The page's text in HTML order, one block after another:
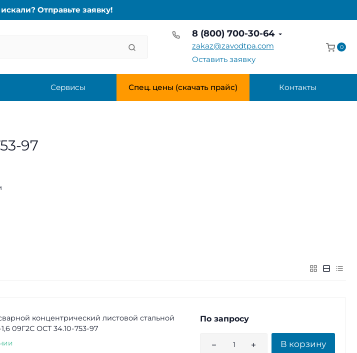
Отправьте заявку!
8 (800) 700-30-64
zakaz@zavodtpa.com
Оставить заявку
0
Сервисы Спец. цены (скачать прайс) Контакты
97
концентрический листовой стальной
09Г2С ОСТ 34.10-753-97
По запросу
В корзину